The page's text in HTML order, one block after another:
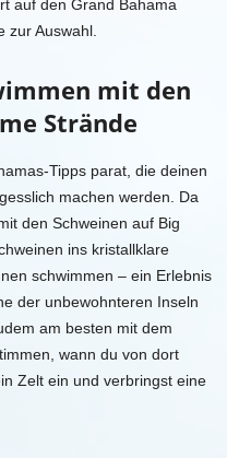
auf den Grand Bahama
zur Auswahl.
mit den
Strände
Tipps parat, die deinen
machen werden. Da
den Schweinen auf Big
ins kristallklare
schwimmen – ein Erlebnis
der unbewohnteren Inseln
am besten mit dem
wann du von dort
Zelt ein und verbringst eine